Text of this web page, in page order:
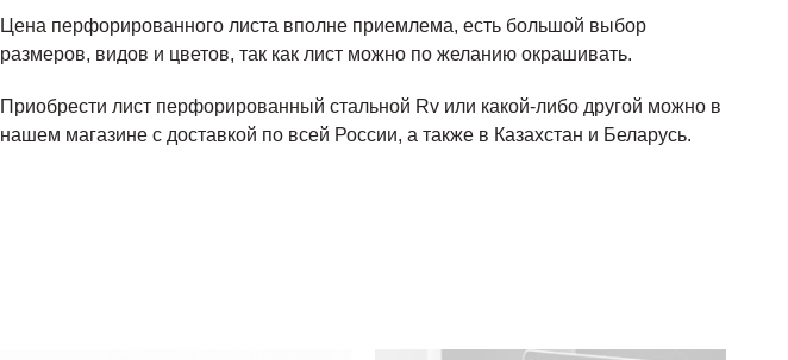
Цена перфорированного листа вполне приемлема, есть большой выбор
размеров, видов и цветов, так как лист можно по желанию окрашивать.
Приобрести лист перфорированный стальной Rv или какой-либо другой можно в
нашем магазине с доставкой по всей России, а также в Казахстан и Беларусь.